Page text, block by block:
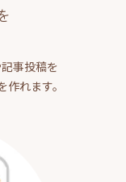
事投稿を
れます。